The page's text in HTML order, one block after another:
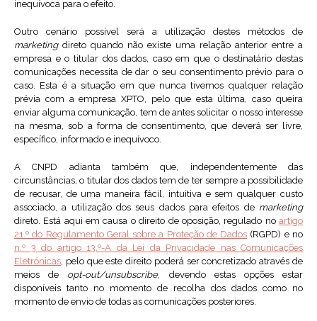
inequívoca para o efeito.
Outro cenário possível será a utilização destes métodos de
marketingdireto quando não existe uma relação anterior entre a
empresa e o titular dos dados, caso em que o destinatário destas
comunicações necessita de dar o seu consentimento prévio para o
caso. Esta é a situação em que nunca tivemos qualquer relação
prévia com a empresa XPTO, pelo que esta última, caso queira
enviar alguma comunicação, tem de antes solicitar o nosso interesse
na mesma, sob a forma de consentimento, que deverá ser livre,
específico, informado e inequívoco.
A CNPD adianta também que, independentemente das
circunstâncias, o titular dos dados tem de ter sempre a possibilidade
de recusar, de uma maneira fácil, intuitiva e sem qualquer custo
associado, a utilização dos seus dados para efeitos de marketing
direto. Está aqui em causa o direito de oposição, regulado no artigo
21.º do Regulamento Geral sobre a Proteção de Dados (RGPD) e no
n.º 3 do artigo 13.º-A da Lei da Privacidade nas Comunicações
Eletrónicas, pelo que este direito poderá ser concretizado através de
meios de opt-out/unsubscribe, devendo estas opções estar
disponíveis tanto no momento de recolha dos dados como no
momento de envio de todas as comunicações posteriores.